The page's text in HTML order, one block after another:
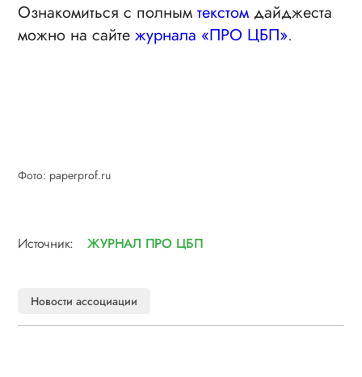
Ознакомиться с полным текстом дайджеста
можно на сайте журнала «ПРО ЦБП».
Фото: paperprof.ru
Источник: ЖУРНАЛ ПРО ЦБП
Новости ассоциации